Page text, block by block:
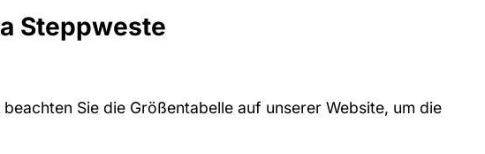
Steppweste
Sie die Größentabelle auf unserer Website, um die